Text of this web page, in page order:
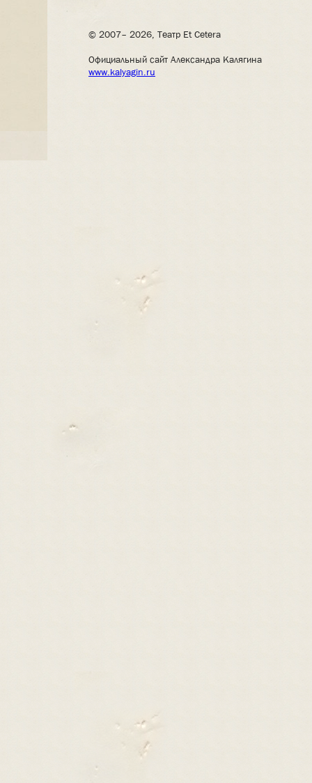
© 2007– 2026, Театр Et Cetera
Официальный сайт Александра Калягина
www.kalyagin.ru